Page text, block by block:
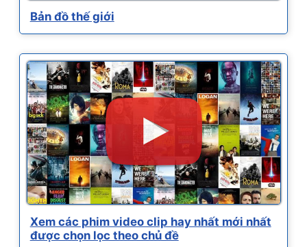
Bản đồ thế giới
Xem các phim video clip hay nhất mới nhất
được chọn lọc theo chủ đề